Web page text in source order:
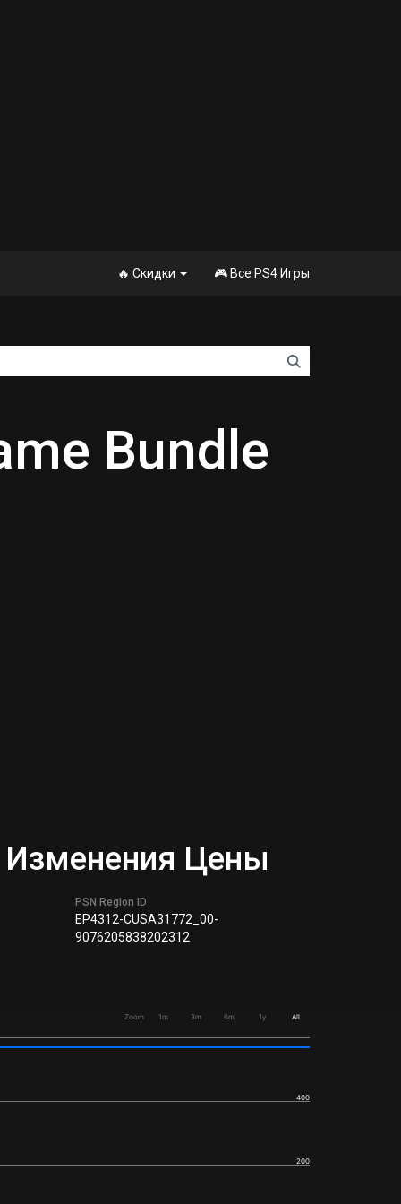
🔥 Скидки 🎮 Все PS4 Игры
Bundle
Изменения Цены
PSN Region ID
EP4312-CUSA31772_00-
9076205838202312
Zoom 1m 3m 6m 1y All
200
400